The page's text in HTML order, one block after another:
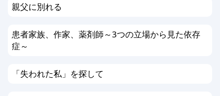
親父に別れる
患者家族、作家、薬剤師～3つの立場から見た依存
症～
「失われた私」を探して